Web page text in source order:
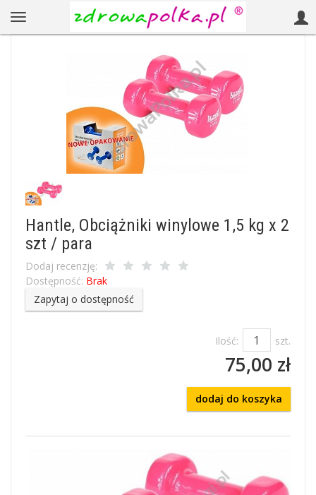
Hantle, Obciążniki winylowe 1,5 kg x 2
szt / para
Dodaj recenzję:
Dostępność: Brak
Zapytaj o dostępność
Ilość: szt.
75,00 zł
dodaj do koszyka